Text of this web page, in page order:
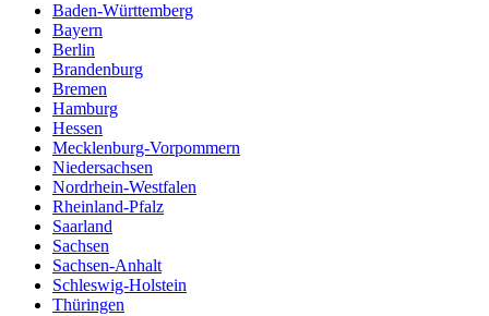
Baden-Württemberg
Bayern
Berlin
Brandenburg
Bremen
Hamburg
Hessen
Mecklenburg-Vorpommern
Niedersachsen
Nordrhein-Westfalen
Rheinland-Pfalz
Saarland
Sachsen
Sachsen-Anhalt
Schleswig-Holstein
Thüringen